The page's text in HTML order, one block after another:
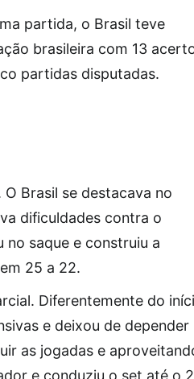
partida, o Brasil teve
brasileira com 13
partidas disputadas.
Brasil se destacava no
dificuldades contra o
no saque e construiu a
25 a 22.
Diferentemente do
e deixou de depender
as jogadas e
e conduziu o set até o